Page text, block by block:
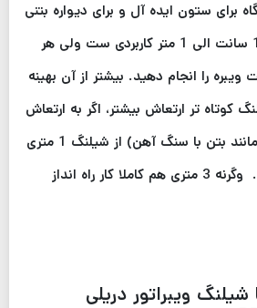
برای ستون ایده آل و برای دیواره بتنی
و سازه های با ارتفاع 10 سانت الی 1 متر کاربردی ست ولی هر
الی 40 سانت ویبره را انجام دهید. بیشتر از آن بهینه
تر ارتعاش بیشتر، اگر به ارتعاش
بتن سنگین نیاز دارید (مانند بتن با سنگ آهن) از شیلنگ 1 متری
و 2 متری استفاده کنید. وگرنه 3 متری هم کاملا کار راه انداز
شیلنگ ویبراتور دریلی